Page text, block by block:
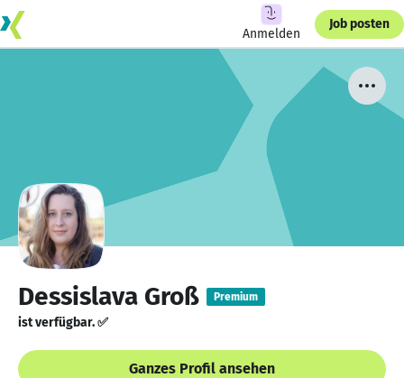
Anmelden
Job posten
Dessislava Groß Premium
ist verfügbar. ✅
Ganzes Profil ansehen